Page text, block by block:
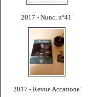
2017 - Nunc, n°41
2017 - Revue Accattone